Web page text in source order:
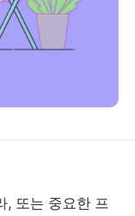
, 또는 중요한 프